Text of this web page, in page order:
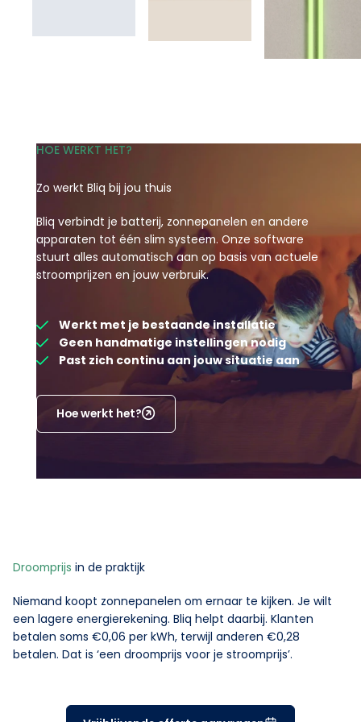
HOE WERKT HET?
Zo werkt Bliq bij jou thuis
Bliq verbindt je batterij, zonnepanelen en andere
apparaten tot één slim systeem. Onze software
stuurt alles automatisch aan op basis van actuele
stroomprijzen en jouw verbruik.
Werkt met je bestaande installatie
Geen handmatige instellingen nodig
Past zich continu aan jouw situatie aan
Hoe werkt het?
Droomprijs in de praktijk
Niemand koopt zonnepanelen om ernaar te kijken. Je wilt
een lagere energierekening. Bliq helpt daarbij. Klanten
betalen soms €0,06 per kWh, terwijl anderen €0,28
betalen. Dat is ‘een droomprijs voor je stroomprijs’.